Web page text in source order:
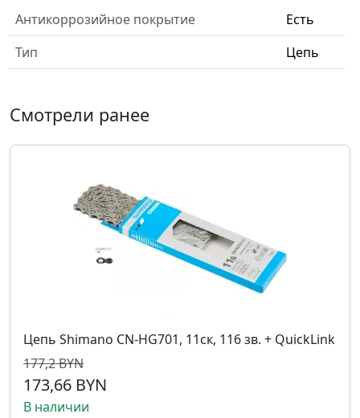
Антикоррозийное покрытие
Есть
Тип
Цепь
Смотрели ранее
Цепь Shimano CN-HG701, 11ск, 116 зв. + QuickLink
177,2 BYN
173,66 BYN
В наличии